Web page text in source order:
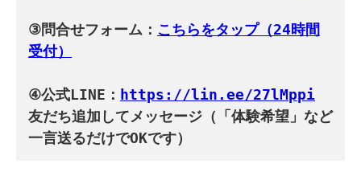
③問合せフォーム： こちらをタップ（24時間
受付）
④公式LINE： https://lin.ee/27lMppi
友だち追加してメッセージ（「体験希望」など
一言送るだけでOKです）